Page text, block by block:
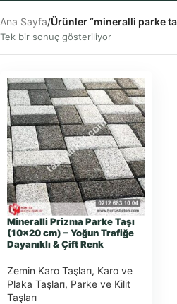
Ana Sayfa/Ürünler “mineralli parke
Tek bir sonuç gösteriliyor
Mineralli Prizma Parke Taşı
(10×20 cm) – Yoğun Trafiğe
Dayanıklı & Çift Renk
Zemin Karo Taşları, Karo ve
Plaka Taşları, Parke ve Kilit
Taşları